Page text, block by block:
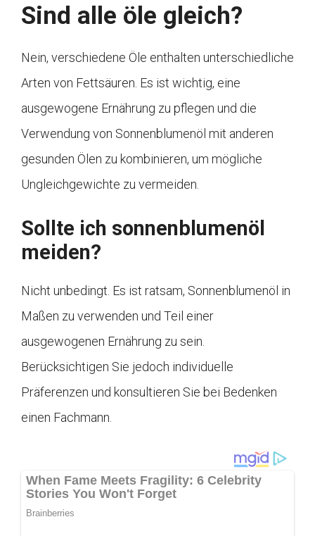
Sind alle öle gleich?
Nein, verschiedene Öle enthalten unterschiedliche
Arten von Fettsäuren. Es ist wichtig, eine
ausgewogene Ernährung zu pflegen und die
Verwendung von Sonnenblumenöl mit anderen
gesunden Ölen zu kombinieren, um mögliche
Ungleichgewichte zu vermeiden.
Sollte ich sonnenblumenöl
meiden?
Nicht unbedingt. Es ist ratsam, Sonnenblumenöl in
Maßen zu verwenden und Teil einer
ausgewogenen Ernährung zu sein.
Berücksichtigen Sie jedoch individuelle
Präferenzen und konsultieren Sie bei Bedenken
einen Fachmann.